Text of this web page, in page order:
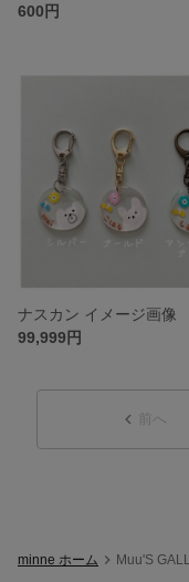
600円
ナスカン イメージ画像
99,999円
前へ
minne ホーム Muu'S